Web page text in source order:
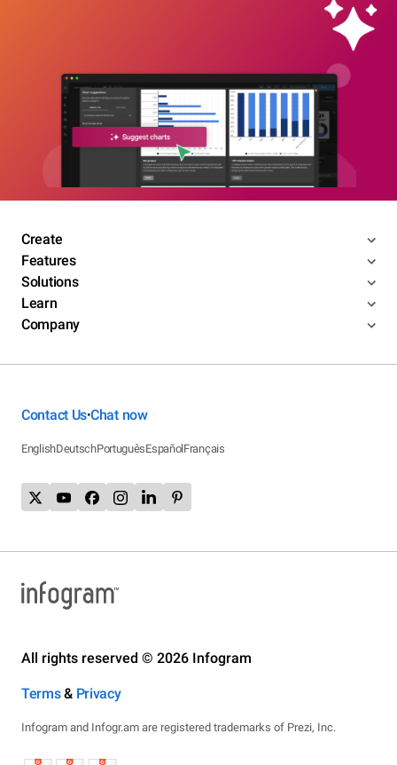
Create
Features
Solutions
Learn
Company
Contact Us•Chat now
EnglishDeutschPortuguêsEspañolFrançais
All rights reserved © 2026 Infogram
Terms& Privacy
Infogram and Infogr.am are registered trademarks of Prezi, Inc.